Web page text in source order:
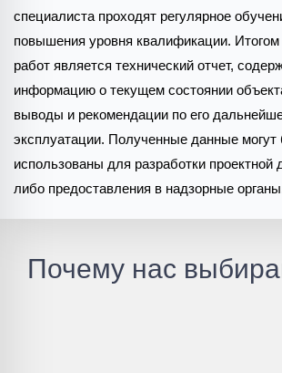
специалиста проходят регулярное
повышения уровня квалификации.
работ является технический отчет,
информацию о текущем состоянии
выводы и рекомендации по его
эксплуатации. Полученные данные могут
использованы для разработки проектной
либо предоставления в надзорные
Почему нас